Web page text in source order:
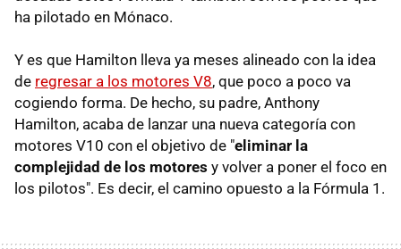
ha pilotado en Mónaco.
Y es que Hamilton lleva ya meses alineado con la idea
de regresar a los motores V8, que poco a poco va
cogiendo forma. De hecho, su padre, Anthony
Hamilton, acaba de lanzar una nueva categoría con
motores V10 con el objetivo de "eliminar la
complejidad de los motores y volver a poner el foco en
los pilotos". Es decir, el camino opuesto a la Fórmula 1.